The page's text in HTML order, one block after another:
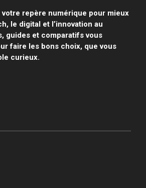
votre repère numérique pour mieux
le digital et l’innovation au
guides et comparatifs vous
faire les bons choix, que vous
curieux.